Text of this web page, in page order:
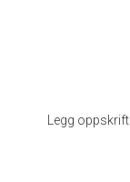
Legg